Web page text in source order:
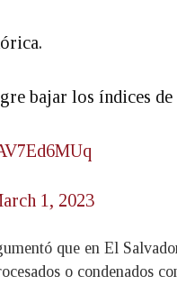
bajar los índices
1, 2023
que en El
o condenados